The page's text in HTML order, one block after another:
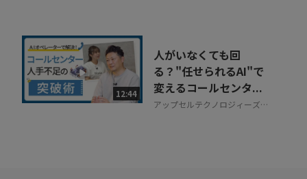
12:44
人がいなくても回
る？"任せられるAI"で
変えるコールセンタ...
アップセルテクノロジィーズ株